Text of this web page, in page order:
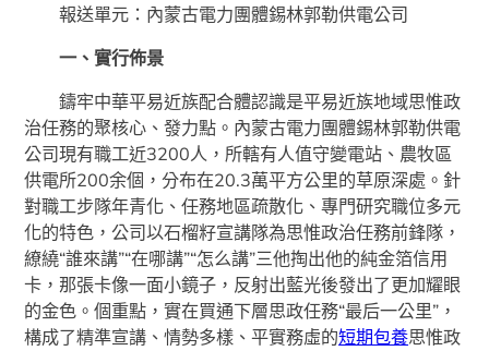
報送單元：內蒙古電力團體錫林郭勒供電公司
一、實行佈景
鑄牢中華平易近族配合體認識是平易近族地域思惟政
治任務的聚核心、發力點。內蒙古電力團體錫林郭勒供電
公司現有職工近3200人，所轄有人值守變電站、農牧區
供電所200余個，分布在20.3萬平方公里的草原深處。針
對職工步隊年青化、任務地區疏散化、專門研究職位多元
化的特色，公司以石榴籽宣講隊為思惟政治任務前鋒隊，
繚繞“誰來講”“在哪講”“怎么講”三他掏出他的純金箔信用
卡，那張卡像一面小鏡子，反射出藍光後發出了更加耀眼
的金色。個重點，實在買通下層思政任務“最后一公里”，
構成了精準宣講、情勢多樣、平實務虛的短期包養思惟政